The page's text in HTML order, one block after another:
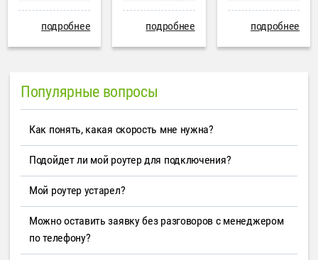
подробнее подробнее подробнее
Популярные вопросы
Как понять, какая скорость мне нужна?
Подойдет ли мой роутер для подключения?
Мой роутер устарел?
Можно оставить заявку без разговоров с менеджером
по телефону?